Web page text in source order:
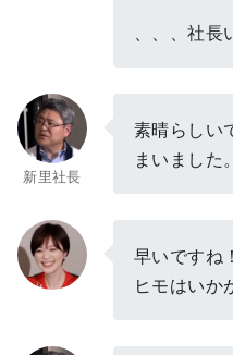
、、、社長
新里社長
素晴らしい
まいました。
早いですね
ヒモはいか